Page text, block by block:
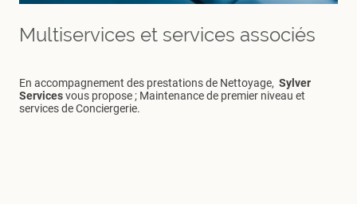
Multiservices et services associés
En accompagnement des prestations de Nettoyage, Sylver
Servicesvous propose ; Maintenance de premier niveau et
services de Conciergerie.